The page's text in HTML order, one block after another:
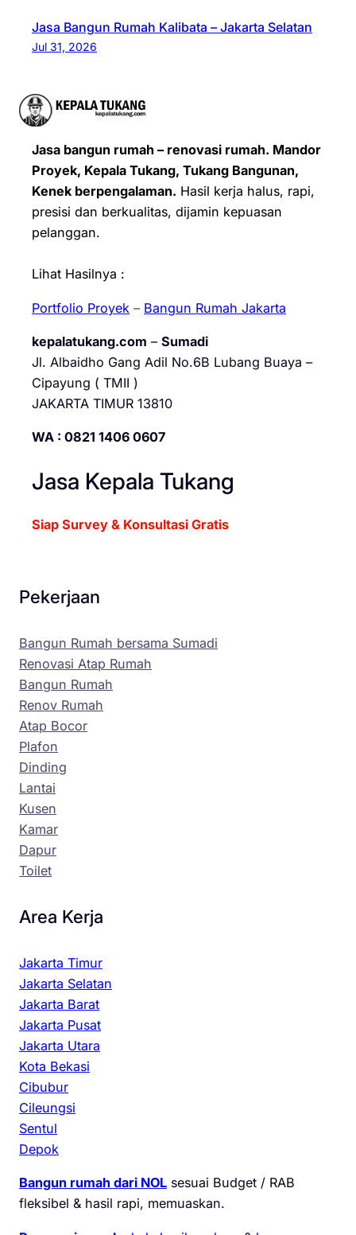
Jasa Bangun Rumah Kalibata – Jakarta Selatan
Jul 31, 2026
Jasa bangun rumah – renovasi rumah. Mandor
Proyek, Kepala Tukang, Tukang Bangunan,
Kenek berpengalaman. Hasil kerja halus, rapi,
presisi dan berkualitas, dijamin kepuasan
pelanggan.
Lihat Hasilnya :
Portfolio Proyek – Bangun Rumah Jakarta
kepalatukang.com – Sumadi
Jl. Albaidho Gang Adil No.6B Lubang Buaya –
Cipayung ( TMII )
JAKARTA TIMUR 13810
WA : 0821 1406 0607
Jasa Kepala Tukang
Siap Survey & Konsultasi Gratis
Pekerjaan
Bangun Rumah bersama Sumadi
Renovasi Atap Rumah
Bangun Rumah
Renov Rumah
Atap Bocor
Plafon
Dinding
Lantai
Kusen
Kamar
Dapur
Toilet
Area Kerja
Jakarta Timur
Jakarta Selatan
Jakarta Barat
Jakarta Pusat
Jakarta Utara
Kota Bekasi
Cibubur
Cileungsi
Sentul
Depok
Bangun rumah dari NOL sesuai Budget / RAB
fleksibel & hasil rapi, memuaskan.